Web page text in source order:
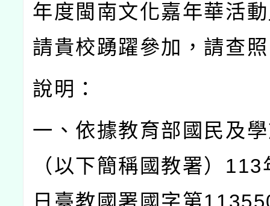
年度閩南文化嘉年華活
請貴校踴躍參加，請查
說明：
一、依據教育部國民及
（以下簡稱國教署） 113